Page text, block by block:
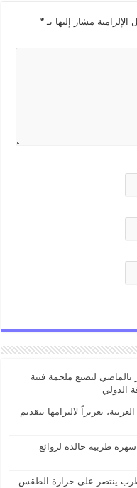
الإلزامية مشار إليها بـ*
ليصنع ملحمة فنية
الدولي
تعزيزاً لالتزامها بتقديم
طربية خالدة لروائع
ينتصر على حرارة الطقس